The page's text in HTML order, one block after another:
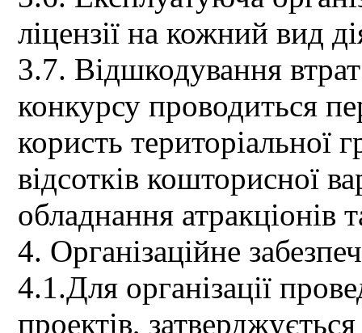
ліцензії на кожний вид
3.7. Відшкодування
конкурсу проводиться
користь територіальної
відсотків кошторисної
обладнання атракціонів
4. Організаційне
4.1.Для організації
проектів,